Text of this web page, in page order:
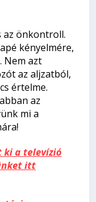
az önkontroll.
kényelmére,
Nem azt
az aljzatból,
értelme.
az
mi a
ki a televízió
itt